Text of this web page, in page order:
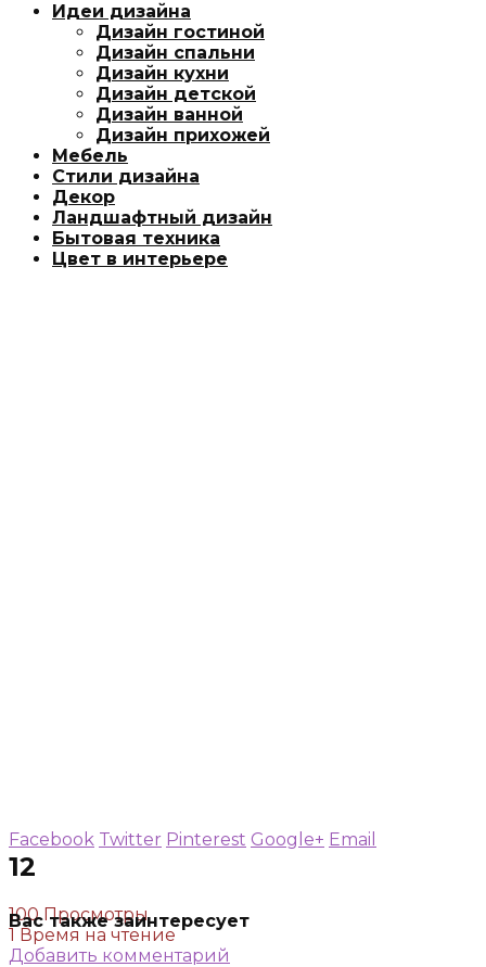
Идеи дизайна
Дизайн гостиной
Дизайн спальни
Дизайн кухни
Дизайн детской
Дизайн ванной
Дизайн прихожей
Мебель
Стили дизайна
Декор
Ландшафтный дизайн
Бытовая техника
Цвет в интерьере
12
100 Просмотры
1 Время на чтение
Добавить комментарий
Facebook Twitter Pinterest Google+ Email
Вас также заинтересует